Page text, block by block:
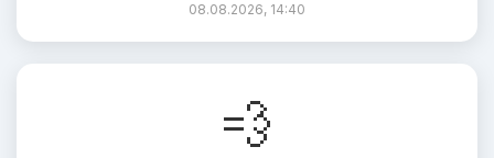
08.08.2026, 14:40
💨